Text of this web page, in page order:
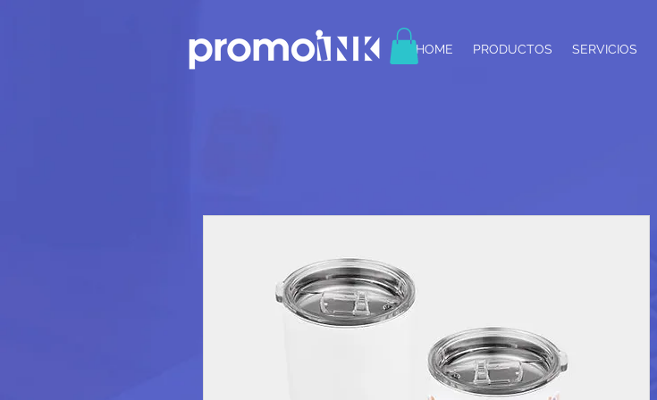
HOME PRODUCTOS SERVICIOS